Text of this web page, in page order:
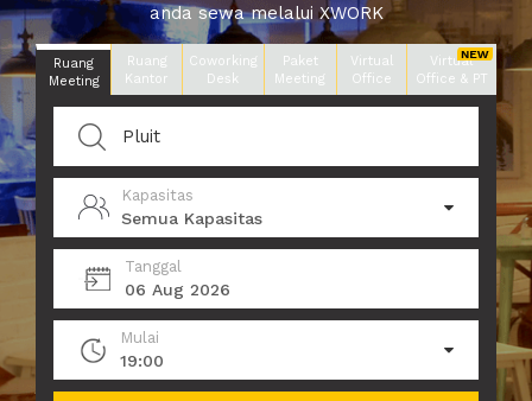
anda sewa melalui XWORK
Ruang
Meeting
Ruang
Kantor
Coworking
Desk
Paket
Meeting
Virtual
Office
Virtual
Office & PT
Kapasitas
Semua Kapasitas
Tanggal
06 Aug 2026
Mulai
19:00